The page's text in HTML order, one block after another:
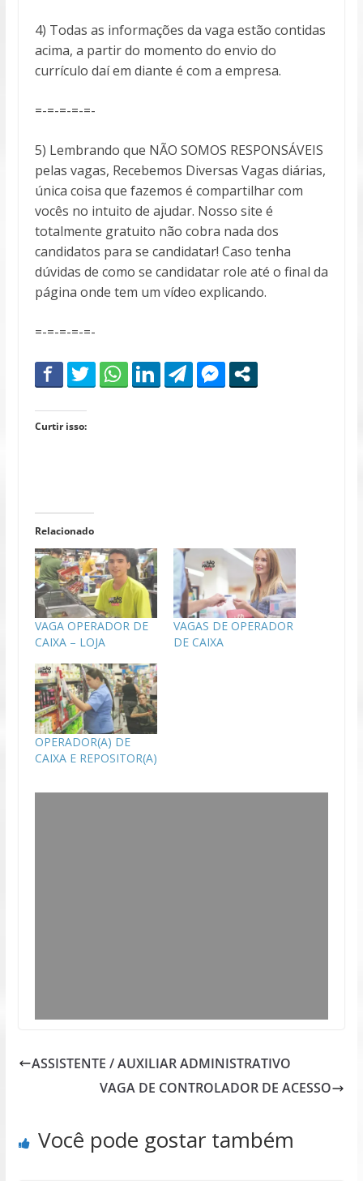
4) Todas as informações da vaga estão contidas
acima, a partir do momento do envio do
currículo daí em diante é com a empresa.
=-=-=-=-=-
5) Lembrando que NÃO SOMOS RESPONSÁVEIS
pelas vagas, Recebemos Diversas Vagas diárias,
única coisa que fazemos é compartilhar com
vocês no intuito de ajudar. Nosso site é
totalmente gratuito não cobra nada dos
candidatos para se candidatar! Caso tenha
dúvidas de como se candidatar role até o final da
página onde tem um vídeo explicando.
=-=-=-=-=-
Curtir isso:
Relacionado
VAGA OPERADOR DE
CAIXA – LOJA
VAGAS DE OPERADOR
DE CAIXA
OPERADOR(A) DE
CAIXA E REPOSITOR(A)
ASSISTENTE / AUXILIAR ADMINISTRATIVO
VAGA DE CONTROLADOR DE ACESSO
Você pode gostar também